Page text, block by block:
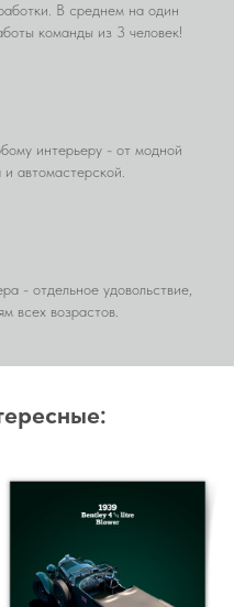
В среднем на один
команды из 3 человек!
интерьеру - от модной
автомастерской.
- отдельное удовольствие,
всех возрастов.